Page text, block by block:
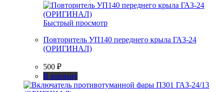
Быстрый просмотр
Повторитель УП140 переднего крыла ГАЗ-24
(ОРИГИНАЛ)
500 ₽
В корзину